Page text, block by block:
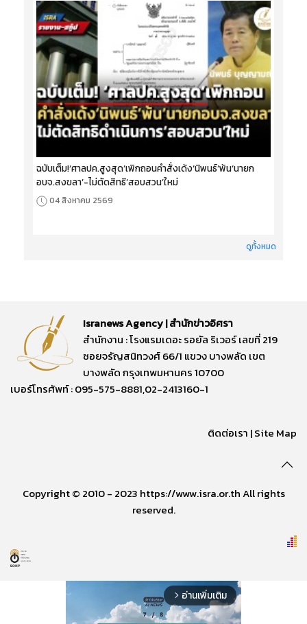
ฉบับเต็ม!‘ศาลปค.สูงสุด’เพิกถอนคำสั่งเด้ง‘นิพนธ์’พ้น‘นายก
อบจ.สงขลา’-ไม่ตัดสิทธิ‘สอบสวน’ใหม่
04 สิงหาคม 2569
ดูทั้งหมด
Isranews Agency | สำนักข่าวอิศรา
สำนักงาน : โรงแรมเดอะ รอยัล ริเวอร์ เลขที่ 219
ซอยจรัญสนิทวงศ์ 66/1 แขวง บางพลัด เขต
บางพลัด กรุงเทพมหานคร 10700
เบอร์โทรศัพท์ : 095-575-8881,02-2413160-1
ติดต่อเรา |Site Map
Copyright © 2010 - 2023 https://www.isra.or.th All rights
reserved.
arrow_forward_ios อ่านเพิ่มเติม